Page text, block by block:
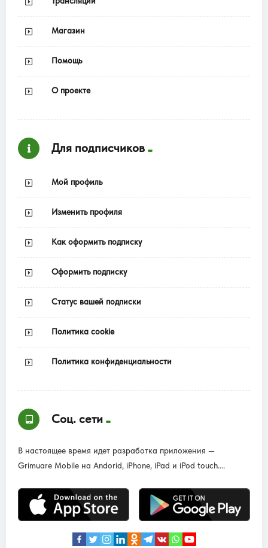
Магазин
Помощь
О проекте
Для подписчиков
Мой профиль
Изменить профиля
Как оформить подписку
Оформить подписку
Статус вашей подписки
Политика cookie
Политика конфиденциальности
Соц. сети
В настоящее время идет разработка приложения —
Grimuare Mobile на Andorid, iPhone, iPad и iPod touch....